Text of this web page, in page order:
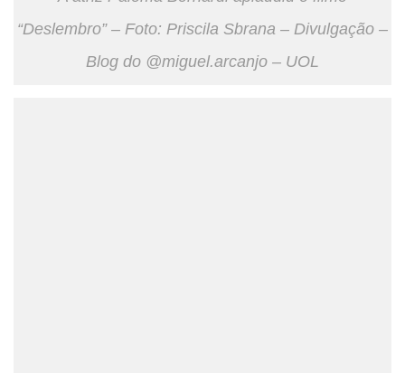
“Deslembro” – Foto: Priscila Sbrana – Divulgação –
Blog do @miguel.arcanjo – UOL